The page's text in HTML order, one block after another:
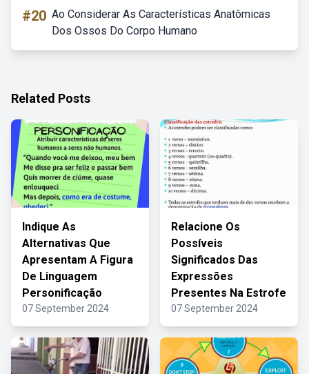
#20 Ao Considerar As Características Anatômicas
Dos Ossos Do Corpo Humano
Related Posts
Indique As
Alternativas Que
Apresentam A Figura
De Linguagem
Personificação
07 September 2024
Relacione Os
Possíveis
Significados Das
Expressões
Presentes Na Estrofe
07 September 2024